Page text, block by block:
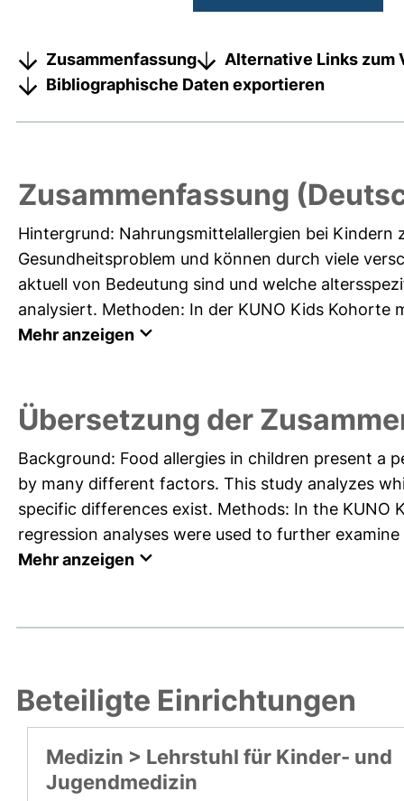
Zusammenfassung
Alternative Links zum
Bibliographische Daten exportieren
Zusammenfassung
Hintergrund: Nahrungsmittelallergien bei
Gesundheitsproblem und können durch viele
aktuell von Bedeutung sind und welche
analysiert. Methoden: In der KUNO Kids Kohorte
Mehr anzeigen
Übersetzung der
Background: Food allergies in children present a
by many different factors. This study analyzes
specific differences exist. Methods: In the
regression analyses were used to further
Mehr anzeigen
Beteiligte Einrichtungen
Medizin > Lehrstuhl für Kinder- und
Jugendmedizin